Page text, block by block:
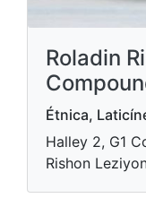
Roladin
Étnica,
Halley 2, G1
Rishon